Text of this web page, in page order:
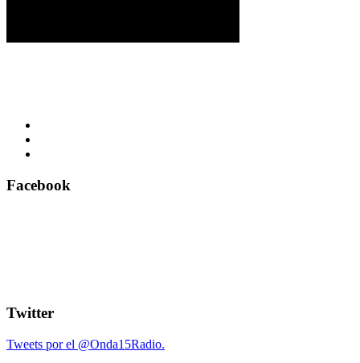
Facebook
Twitter
Tweets por el @Onda15Radio.